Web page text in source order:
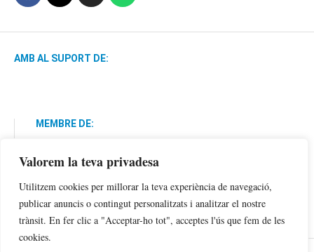
Valorem la teva privadesa
Utilitzem cookies per millorar la teva experiència de navegació,
publicar anuncis o contingut personalitzats i analitzar el nostre
trànsit. En fer clic a "Acceptar-ho tot", acceptes l'ús que fem de les
cookies.
AMB AL SUPORT DE:
MEMBRE DE: